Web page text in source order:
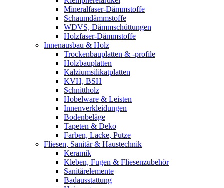
Mineralfaser-Dämmstoffe
Schaumdämmstoffe
WDVS, Dämmschüttungen
Holzfaser-Dämmstoffe
Innenausbau & Holz
Trockenbauplatten & -profile
Holzbauplatten
Kalziumsilikatplatten
KVH, BSH
Schnittholz
Hobelware & Leisten
Innenverkleidungen
Bodenbeläge
Tapeten & Deko
Farben, Lacke, Putze
Fliesen, Sanitär & Haustechnik
Keramik
Kleben, Fugen & Fliesenzubehör
Sanitärelemente
Badausstattung